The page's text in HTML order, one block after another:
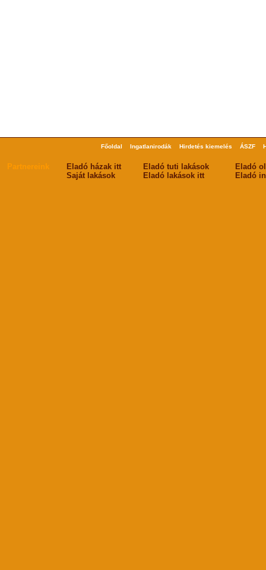
Főoldal Ingatlanirodák Hirdetés kiemelés ÁSZF
Partnereink Eladó házak itt Eladó tuti lakások
Eladó
Saját lakások
Eladó lakások itt Eladó